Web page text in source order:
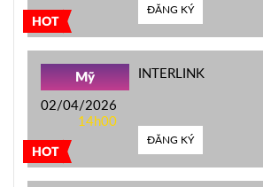
HOT
ĐĂNG KÝ
HOT
Mỹ
02/04/2026
14h00
INTERLINK
ĐĂNG KÝ